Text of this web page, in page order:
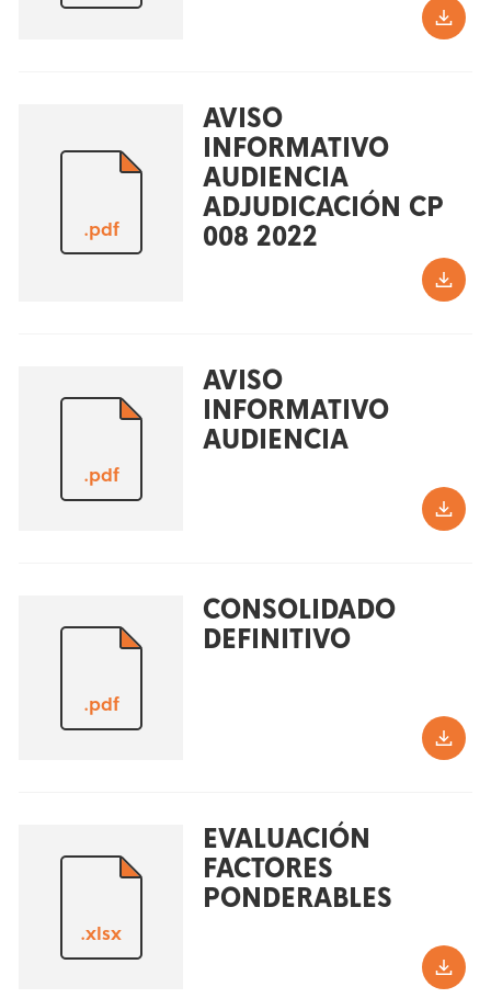
.pdf
AVISO
INFORMATIVO
AUDIENCIA
ADJUDICACIÓN CP
008 2022
.pdf
AVISO
INFORMATIVO
AUDIENCIA
.pdf
CONSOLIDADO
DEFINITIVO
.xlsx
EVALUACIÓN
FACTORES
PONDERABLES